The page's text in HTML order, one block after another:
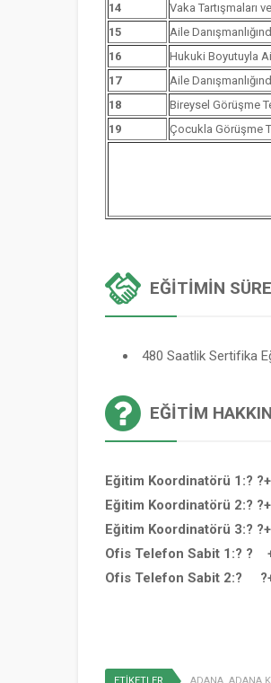
14
Vaka Tartışmaları
15
Aile
16
Hukuki Boyutuyla
17
Aile
18
Bireysel Görüşme
19
Çocukla Görüşme
EĞITIMIN
480 Saatlik Sertifika
EĞITIM
Eğitim Koordinatörü 1:?
Eğitim Koordinatörü 2:?
Eğitim Koordinatörü 3:?
Ofis Telefon Sabit 1:? ?
Ofis Telefon Sabit 2:?